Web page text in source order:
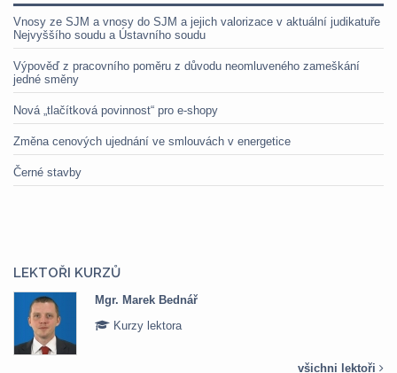
Vnosy ze SJM a vnosy do SJM a jejich valorizace v aktuální judikatuře
Nejvyššího soudu a Ústavního soudu
Výpověď z pracovního poměru z důvodu neomluveného zameškání
jedné směny
Nová „tlačítková povinnost“ pro e-shopy
Změna cenových ujednání ve smlouvách v energetice
Černé stavby
LEKTOŘI KURZŮ
Mgr. Marek Bednář
Kurzy lektora
všichni lektoři